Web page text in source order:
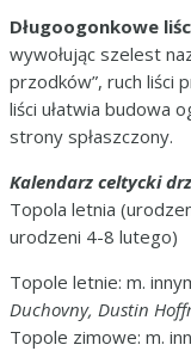
Długoogonkowe
wywołując szelest
przodków”, ruch liści
liści ułatwia budowa
strony spłaszczony.
Kalendarz celtycki
Topola letnia
urodzeni 4-8 lutego)
Topole letnie: m.
Duchovny, Dustin
Topole zimowe: m.